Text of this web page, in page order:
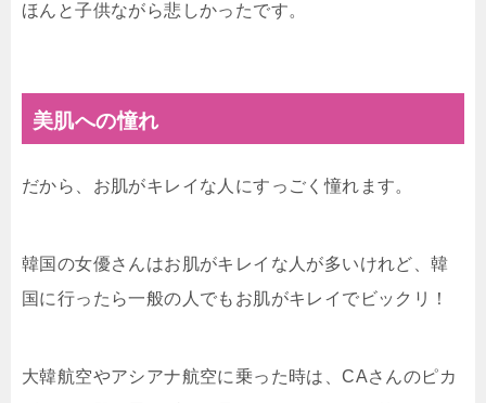
ほんと子供ながら悲しかったです。
美肌への憧れ
だから、お肌がキレイな人にすっごく憧れます。
韓国の女優さんはお肌がキレイな人が多いけれど、韓
国に行ったら一般の人でもお肌がキレイでビックリ！
大韓航空やアシアナ航空に乗った時は、CAさんのピカ